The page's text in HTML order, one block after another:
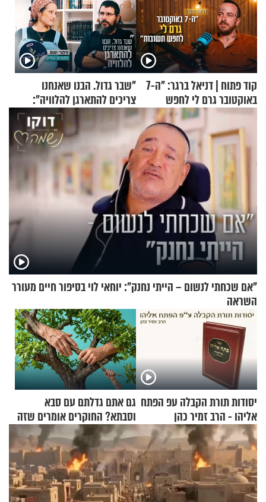
קוד פתוח | דניאל ברגר: "ה-7
באוקטובר גרם לי לחפש
תשובות"
"שבר גדול. הבנו שאנחנו
צריכים להתארגן להלוויה":
זוגיות במבחן, הפעם עם מרים
וגד דנינו
"אם שכחתי לנשום – הייתי נחנק": יוחאי לוי בסיפור חיים מעורר
השראה
יסודות תורת הקבלה עפ הפתח
אליהו - הרב זמיר כהן
גם אתם גדלתם עם סבא
וסבתא? החוקרים אומרים שזה
מתכון מנצח